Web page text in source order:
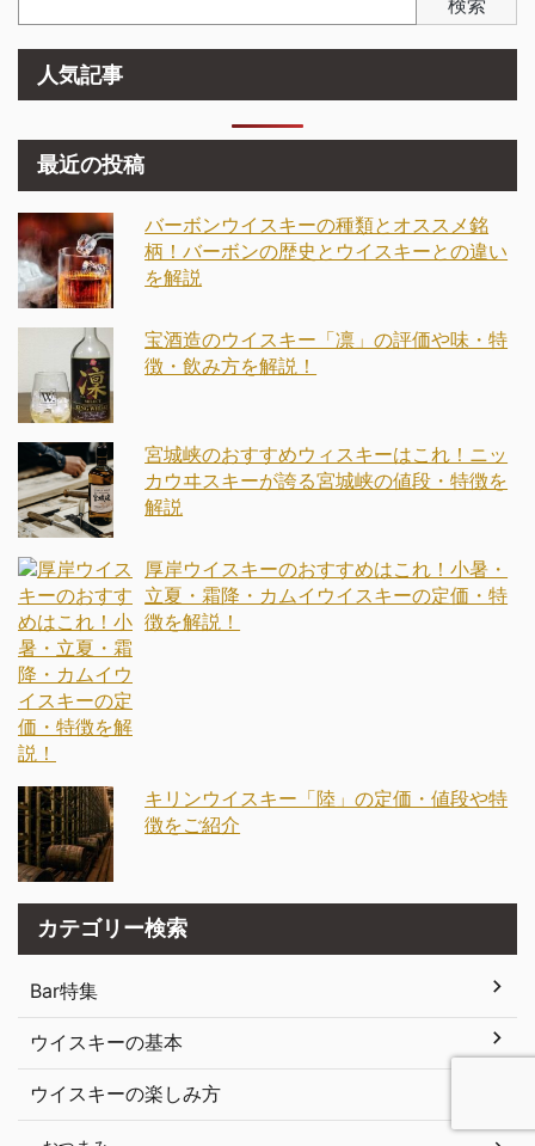
検索
人気記事
最近の投稿
バーボンウイスキーの種類とオススメ銘
柄！バーボンの歴史とウイスキーとの違い
を解説
宝酒造のウイスキー「凛」の評価や味・特
徴・飲み方を解説！
宮城峡のおすすめウィスキーはこれ！ニッ
カウヰスキーが誇る宮城峡の値段・特徴を
解説
厚岸ウイスキーのおすすめはこれ！小暑・
立夏・霜降・カムイウイスキーの定価・特
徴を解説！
キリンウイスキー「陸」の定価・値段や特
徴をご紹介
カテゴリー検索
Bar特集
ウイスキーの基本
ウイスキーの楽しみ方